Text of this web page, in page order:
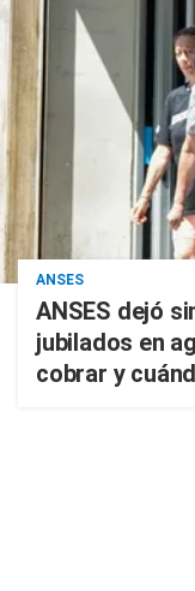
ANSES
ANSES dejó
jubilados en
cobrar y